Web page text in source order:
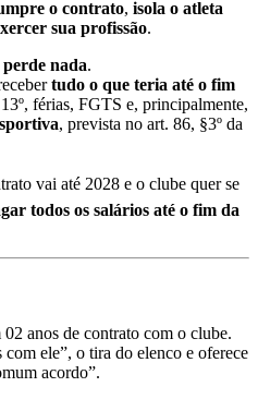
o contrato, isola o atleta
sua profissão.
perde nada.
tudo o que teria até o fim
férias, FGTS e, principalmente,
, prevista no art. 86, §3º da
vai até 2028 e o clube quer se
todos os salários até o fim da
anos de contrato com o clube.
ele”, o tira do elenco e oferece
acordo”.